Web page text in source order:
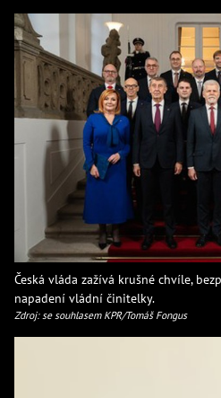
Česká vláda zažívá krušné chvíle,
napadení vládní činitelky.
Zdroj: se souhlasem KPR/Tomáš Fongus